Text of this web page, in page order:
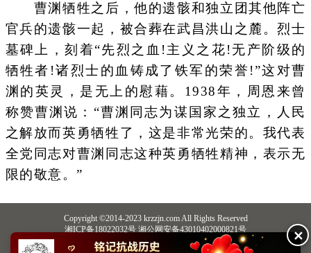
曹渊牺牲之后，他的遗骸和独立团其他阵亡
官兵的遗骸一起，被合葬在武昌洪山之麓。烈士
墓碑上，刻着“先烈之血!主义之花!无产阶级的
牺牲者!诸烈士的血铸成了铁军的荣誉!”这对曹
渊的英灵，是无上的慰藉。1938年，周恩来曾
称赞曹渊说：“曹渊同志为谋国家之独立，人民
之解放而英勇牺牲了，这是非常光荣的。我代表
全党同志对曹渊同志这种英勇牺牲精神，表示无
限的敬意。”
Copyright ©2014-2023 krzzjn.com All Rights Reserved
湘ICP备18022032号 湘公网安备43010402000821号
中央网信办违法和不良信息举报中心
长沙市互联网违法和不良信息举报中心
不良信息举报电话：0731-85531328 19198230121（微信同号）
✕